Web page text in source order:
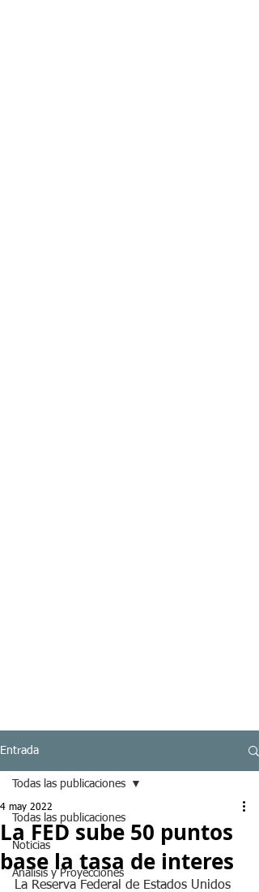
Entrada
Todas las publicaciones
Noticias
Analisis y Proyecciones
Todas las publicaciones
La FED sube 50 puntos
base la tasa de interes
4 may 2022
La Reserva Federal de Estados Unidos